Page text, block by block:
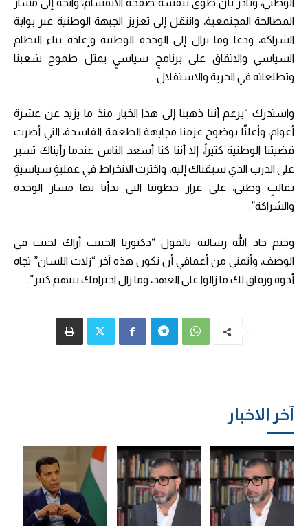
آخر الاخبار
الوطني، وبادر بأن طوى بنفسه صفحة الانقسام، واتجه إلى مسار
المصالحة المجتمعية، وانتقل إلى تعزيز الجبهة الوطنية عبر بوابة
الشراكة، ودعا وما يزال إلى الوحدة الوطنية وإعادة بناء النظام
السياسي والاتفاق على برنامجٍ سياسيٍ يمثل طموح شعبنا
وتطلعاته في الحرية والاستقلال.
واستدرك “برغم أننا ذهبنا إلى هذا الخيار منذ ما يزيد عن عشرة
أعوام، وأعلنّا بوضوح عزمنا مجابهة الطغمة الفاسدة، التي أضرت
قضيتنا الوطنية كثيراً، إلا أننا كنا أسعد الناس عندما رأيناك تسير
على الدرب الذي سبقناك إليه، واخترت الانخراط في عمليةٍ سياسيةٍ
بقالبٍ وطني، على غرار خطوتنا التي بدأنا بها مسار الوحدة
والشراكة”.
وختم جاد الله رسالته بالقول “دكتورنا الحبيب أراك لحنت في
الوصف، وأتمنى من أعماقي أن تكون هذه آخر “زلات اللسان” تجاه
أخوة ورفاق لك ما زالوا على العهد، وما زال احترامك بينهم كبير”.